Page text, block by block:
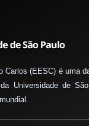
Carlos (EESC) é uma
Universidade de